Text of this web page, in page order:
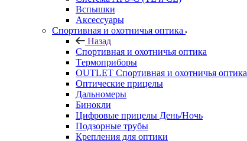
Вспышки
Аксессуары
Спортивная и охотничья оптика
Назад
Спортивная и охотничья оптика
Tермоприборы
OUTLET Спортивная и охотничья оптика
Оптические прицелы
Дальномеры
Бинокли
Цифровые прицелы День/Ночь
Подзорные трубы
Крепления для оптики